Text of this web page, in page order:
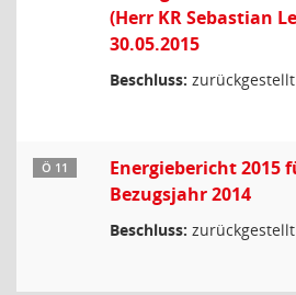
(Herr KR Sebastian
30.05.2015
Beschluss: zurückgestellt
Ö 11
Energiebericht 2015
Bezugsjahr 2014
Beschluss: zurückgestellt